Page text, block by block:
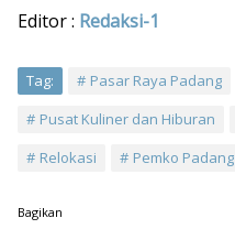
Editor : Redaksi-1
Tag: Pasar Raya Padang
Pusat Kuliner dan Hiburan
Relokasi
Pemko Padang
Bagikan